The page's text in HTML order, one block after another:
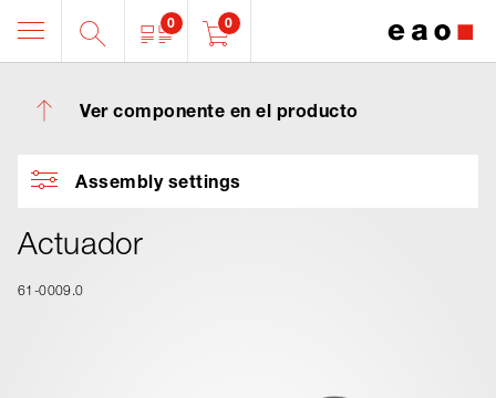
0 0
Ver componente en el producto
Assembly settings
Actuador
61-0009.0